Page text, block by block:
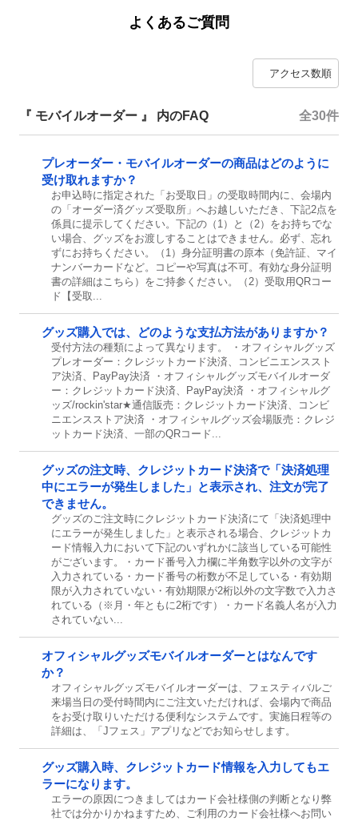
よくあるご質問
『 モバイルオーダー 』 内のFAQ 全30件
プレオーダー・モバイルオーダーの商品はどのように
受け取れますか？
お申込時に指定された「お受取日」の受取時間内に、会場内
の「オーダー済グッズ受取所」へお越しいただき、下記2点を
係員に提示してください。下記の（1）と（2）をお持ちでな
い場合、グッズをお渡しすることはできません。必ず、忘れ
ずにお持ちください。（1）身分証明書の原本（免許証、マイ
ナンバーカードなど。コピーや写真は不可。有効な身分証明
書の詳細はこちら）をご持参ください。（2）受取用QRコー
ド【受取...
グッズ購入では、どのような支払方法がありますか？
受付方法の種類によって異なります。 ・オフィシャルグッズ
プレオーダー：クレジットカード決済、コンビニエンススト
ア決済、PayPay決済 ・オフィシャルグッズモバイルオーダ
ー：クレジットカード決済、PayPay決済 ・オフィシャルグ
ッズ/rockin'star★通信販売：クレジットカード決済、コンビ
ニエンスストア決済 ・オフィシャルグッズ会場販売：クレジ
ットカード決済、一部のQRコード...
グッズの注文時、クレジットカード決済で「決済処理
中にエラーが発生しました」と表示され、注文が完了
できません。
グッズのご注文時にクレジットカード決済にて「決済処理中
にエラーが発生しました」と表示される場合、クレジットカ
ード情報入力において下記のいずれかに該当している可能性
がございます。・カード番号入力欄に半角数字以外の文字が
入力されている・カード番号の桁数が不足している・有効期
限が入力されていない・有効期限が2桁以外の文字数で入力さ
れている（※月・年ともに2桁です）・カード名義人名が入力
されていない...
オフィシャルグッズモバイルオーダーとはなんです
か？
オフィシャルグッズモバイルオーダーは、フェスティバルご
来場当日の受付時間内にご注文いただければ、会場内で商品
をお受け取りいただける便利なシステムです。実施日程等の
詳細は、「Jフェス」アプリなどでお知らせします。
グッズ購入時、クレジットカード情報を入力してもエ
ラーになります。
エラーの原因につきましてはカード会社様側の判断となり弊
社では分かりかねますため、ご利用のカード会社様へお問い